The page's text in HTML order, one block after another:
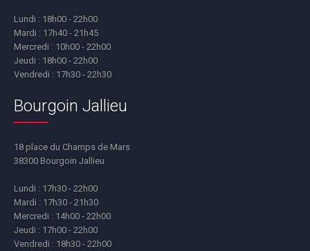
Lundi : 18h00 - 22h00
Mardi : 17h40 - 21h45
Mercredi : 10h00 - 22h00
Jeudi : 18h00 - 22h00
Vendredi : 17h30 - 22h30
Bourgoin Jallieu
18 place du Champs de Mars
38300 Bourgoin Jallieu
Lundi : 17h30 - 22h00
Mardi : 17h30 - 21h30
Mercredi : 14h00 - 22h00
Jeudi : 17h00 - 22h00
Vendredi : 18h30 - 22h00